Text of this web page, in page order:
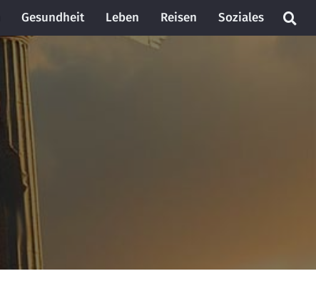
Gesundheit Leben Reisen Soziales